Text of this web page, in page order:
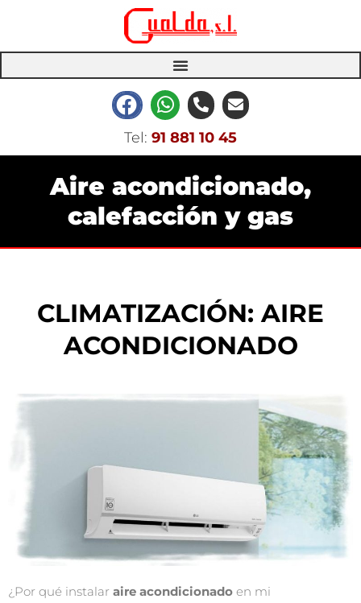
Tel: 91 881 10 45
Aire acondicionado,
calefacción y gas
CLIMATIZACIÓN: AIRE
ACONDICIONADO
¿Por qué instalar aire acondicionado en mi